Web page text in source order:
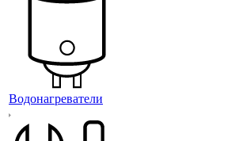
Водонагреватели